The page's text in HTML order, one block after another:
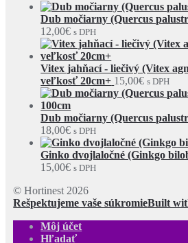
Dub močiarny (Quercus
12,00€ s DPH
Vitex jahňací - liečivý (Vitex
veľkosť 20cm+ 15,00€ s DPH
Dub močiarny (Quercus
18,00€ s DPH
Ginko dvojlaločné (Ginkgo
15,00€ s DPH
© Hortinest 2026
Rešpektujeme vaše súkromieBuilt
Môj účet
Hľadať